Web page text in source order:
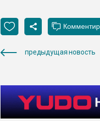
предыдущая новость